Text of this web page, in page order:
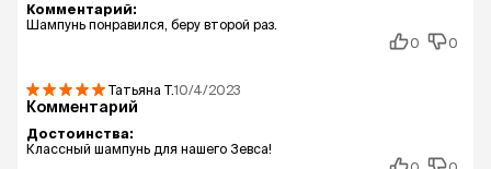
Комментарий:
Шампунь понравился, беру второй раз.
0
0
Татьяна Т.10/4/2023
Комментарий
Достоинства:
Классный шампунь для нашего Зевса!